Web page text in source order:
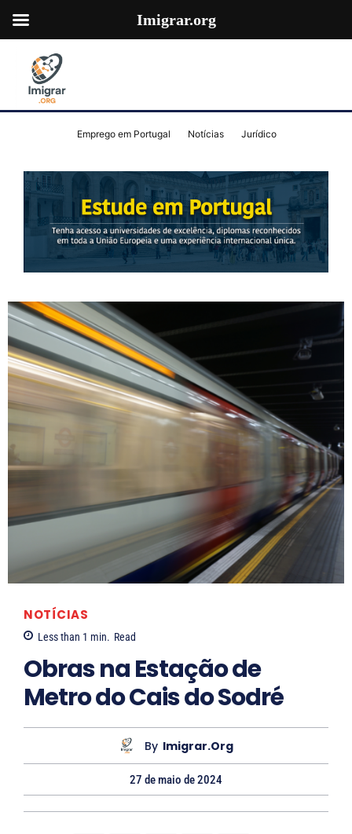
Emprego em Portugal Notícias Jurídico
NOTÍCIAS
Less than 1 min. Read
Obras na Estação de
Metro do Cais do Sodré
By Imigrar.org
27 de maio de 2024
Imigrar.org